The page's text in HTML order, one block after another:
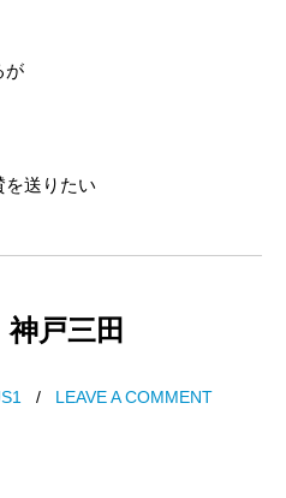
が
を送りたい
戸三田
/ LEAVE A COMMENT